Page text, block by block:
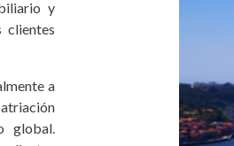
y
clientes
a
global.